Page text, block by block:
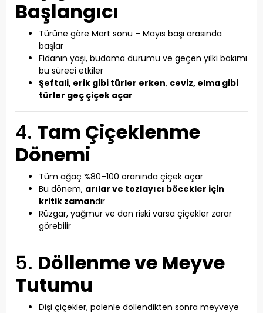
Başlangıcı
Türüne göre Mart sonu – Mayıs başı arasında
başlar
Fidanın yaşı, budama durumu ve geçen yılki bakımı
bu süreci etkiler
Şeftali, erik gibi türler erken, ceviz, elma gibi
türler geç çiçek açar
4. Tam Çiçeklenme
Dönemi
Tüm ağaç %80–100 oranında çiçek açar
Bu dönem, arılar ve tozlayıcı böcekler için
kritik zamandır
Rüzgar, yağmur ve don riski varsa çiçekler zarar
görebilir
5. Döllenme ve Meyve
Tutumu
Dişi çiçekler, polenle döllendikten sonra meyveye